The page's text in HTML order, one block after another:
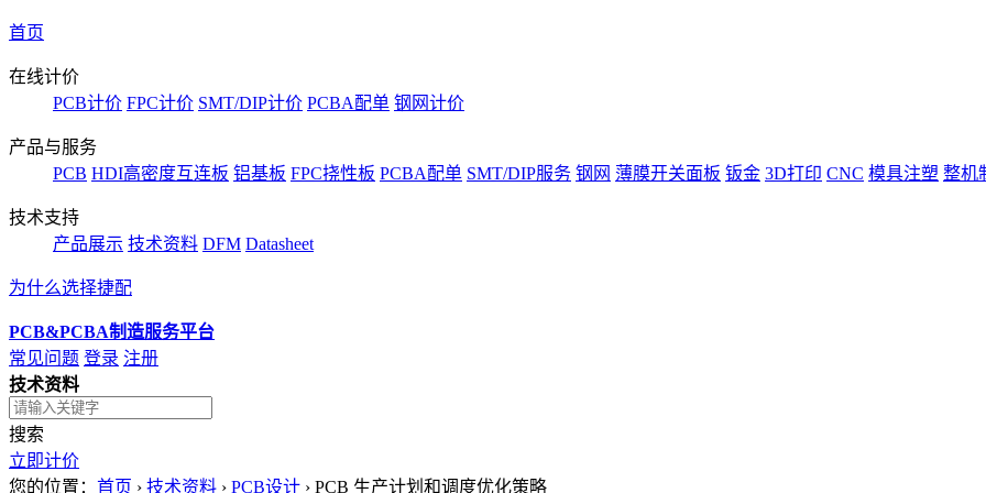
首页
在线计价
PCB计价 FPC计价 SMT/DIP计价 PCBA配单 钢网计价
产品与服务
PCB HDI高密度互连板 铝基板 FPC挠性板 PCBA配单 SMT/DIP服务 钢网 薄膜开关面板 钣金 3D打印 CNC 模具注塑 整机
技术支持
产品展示 技术资料 DFM Datasheet
为什么选择捷配
PCB&PCBA制造服务平台
常见问题 登录 注册
技术资料
搜索
立即计价
您的位置： 首页 › 技术资料 › PCB设计 › PCB 生产计划和调度优化策略